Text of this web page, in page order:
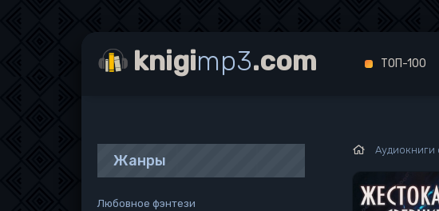
Аудиокниги
Жанры
Любовное фэнтези
knigimp3.com ТОП-100